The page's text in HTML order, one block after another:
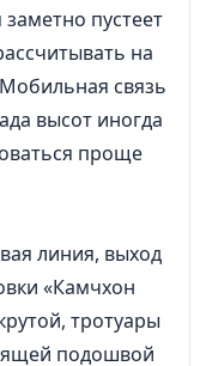
пустеет
на
связь
высот иногда
проще
линия, выход
«Камчхон
тротуары
подошвой